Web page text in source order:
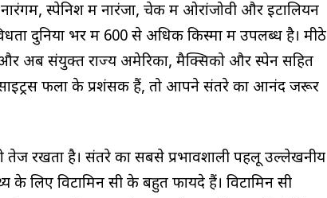
स्पेनिश में नारंजा, चेक में ओरांजोवी और इटालियन
दुनिया भर में 600 से अधिक किस्मों में उपलब्ध है। मीठे
अब संयुक्त राज्य अमेरिका, मैक्सिको और स्पेन सहित
साइट्रस फलों के प्रशंसक हैं, तो आपने संतरे का आनंद जरूर
रखता है। संतरे का सबसे प्रभावशाली पहलू उल्लेखनीय
के लिए विटामिन सी के बहुत फायदे हैं। विटामिन सी